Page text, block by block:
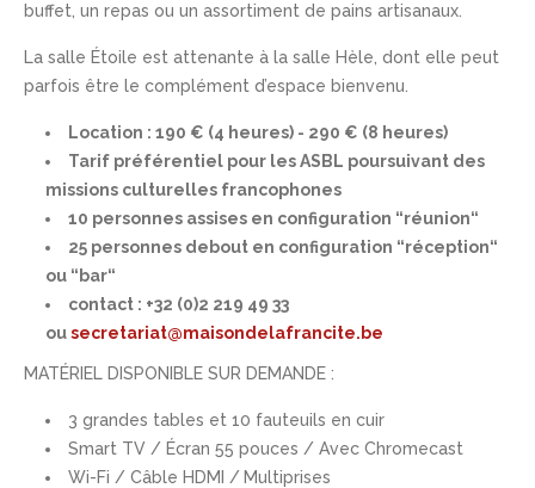
buffet, un repas ou un assortiment de pains artisanaux.
La salle Étoile est attenante à la salle Hèle, dont elle peut
parfois être le complément d’espace bienvenu.
Location : 190 € (4 heures) - 290 € (8 heures)
Tarif préférentiel pour les ASBL poursuivant des
missions culturelles francophones
10 personnes assises en configuration “réunion“
25 personnes debout en configuration “réception“
ou “bar“
contact : +32 (0)2 219 49 33
ousecretariat@maisondelafrancite.be
MATÉRIEL DISPONIBLE SUR DEMANDE :
3 grandes tables et 10 fauteuils en cuir
Smart TV / Écran 55 pouces / Avec Chromecast
Wi-Fi / Câble HDMI / Multiprises